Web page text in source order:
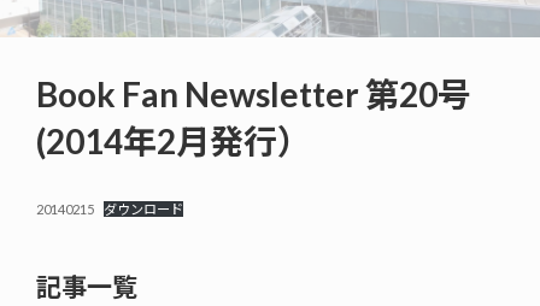
ッ
プ
移
動
Book Fan Newsletter 第20号
(2014年2月発行）
20140215 ダウンロード
記事一覧